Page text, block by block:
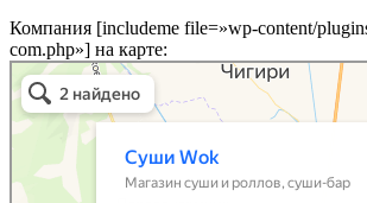
Компания [includeme file=»wp-content/
com.php»] на карте: